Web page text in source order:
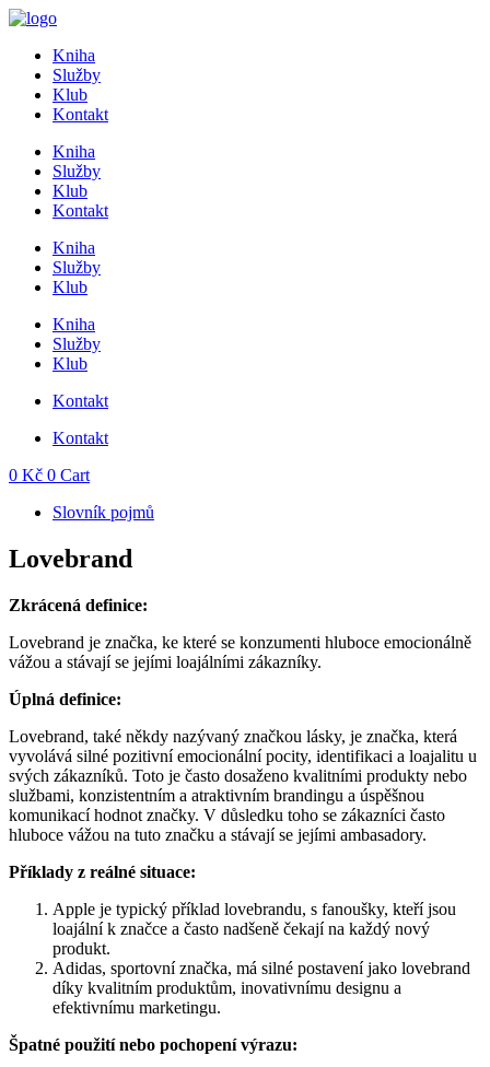
Přejít
obsahuKniha
Služby
Klub
Kontakt
Kniha
Služby
Klub
Kontakt
Kniha
Služby
Klub
Kniha
Služby
Klub
Kontakt
Kontakt
0 Kč 0 Cart
Slovník pojmů
Lovebrand
Zkrácená definice:
Lovebrand je značka, ke které se konzumenti hluboce emocionálně
vážou a stávají se jejími loajálními zákazníky.
Úplná definice:
Lovebrand, také někdy nazývaný značkou lásky, je značka, která
vyvolává silné pozitivní emocionální pocity, identifikaci a loajalitu u
svých zákazníků. Toto je často dosaženo kvalitními produkty nebo
službami, konzistentním a atraktivním brandingu a úspěšnou
komunikací hodnot značky. V důsledku toho se zákazníci často
hluboce vážou na tuto značku a stávají se jejími ambasadory.
Příklady z reálné situace:
Apple je typický příklad lovebrandu, s fanoušky, kteří jsou
loajální k značce a často nadšeně čekají na každý nový
produkt.
Adidas, sportovní značka, má silné postavení jako lovebrand
díky kvalitním produktům, inovativnímu designu a
efektivnímu marketingu.
Špatné použití nebo pochopení výrazu: